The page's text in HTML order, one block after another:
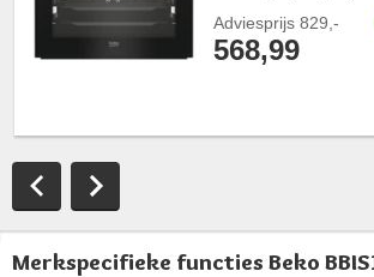
Adviesprijs 829,-
568,99
Merkspecifieke functies Beko